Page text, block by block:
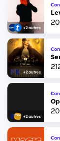
+2 autres
+2 autres
+2 autres